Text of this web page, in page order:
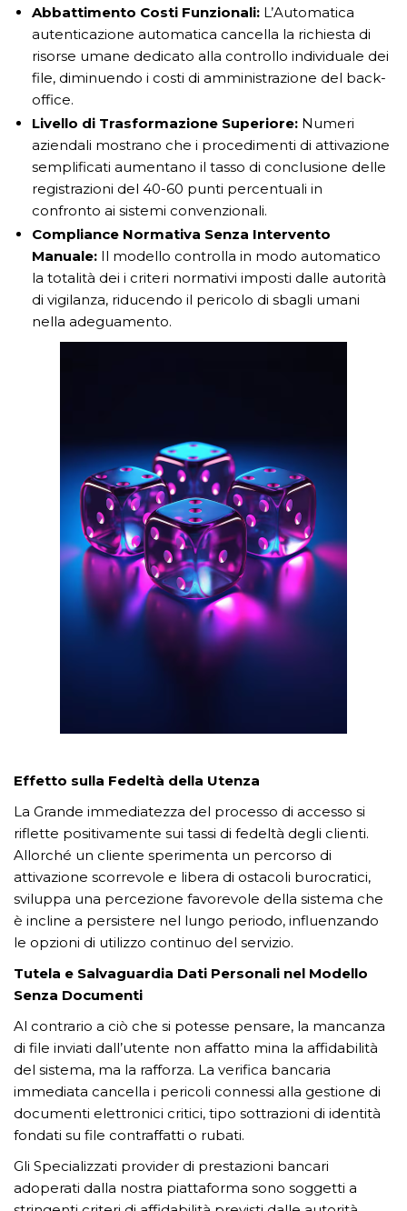
Abbattimento Costi Funzionali: L’Automatica
autenticazione automatica cancella la richiesta di
risorse umane dedicato alla controllo individuale dei
file, diminuendo i costi di amministrazione del back-
office.
Livello di Trasformazione Superiore: Numeri
aziendali mostrano che i procedimenti di attivazione
semplificati aumentano il tasso di conclusione delle
registrazioni del 40-60 punti percentuali in
confronto ai sistemi convenzionali.
Compliance Normativa Senza Intervento
Manuale: Il modello controlla in modo automatico
la totalità dei i criteri normativi imposti dalle autorità
di vigilanza, riducendo il pericolo di sbagli umani
nella adeguamento.
Effetto sulla Fedeltà della Utenza
La Grande immediatezza del processo di accesso si
riflette positivamente sui tassi di fedeltà degli clienti.
Allorché un cliente sperimenta un percorso di
attivazione scorrevole e libera di ostacoli burocratici,
sviluppa una percezione favorevole della sistema che
è incline a persistere nel lungo periodo, influenzando
le opzioni di utilizzo continuo del servizio.
Tutela e Salvaguardia Dati Personali nel Modello
Senza Documenti
Al contrario a ciò che si potesse pensare, la mancanza
di file inviati dall’utente non affatto mina la affidabilità
del sistema, ma la rafforza. La verifica bancaria
immediata cancella i pericoli connessi alla gestione di
documenti elettronici critici, tipo sottrazioni di identità
fondati su file contraffatti o rubati.
Gli Specializzati provider di prestazioni bancari
adoperati dalla nostra piattaforma sono soggetti a